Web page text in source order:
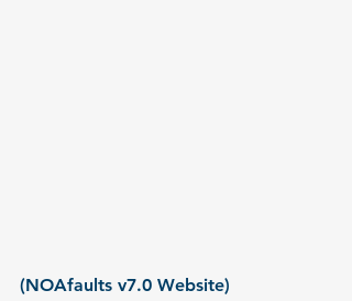
(NOAfaults v7.0 Website)